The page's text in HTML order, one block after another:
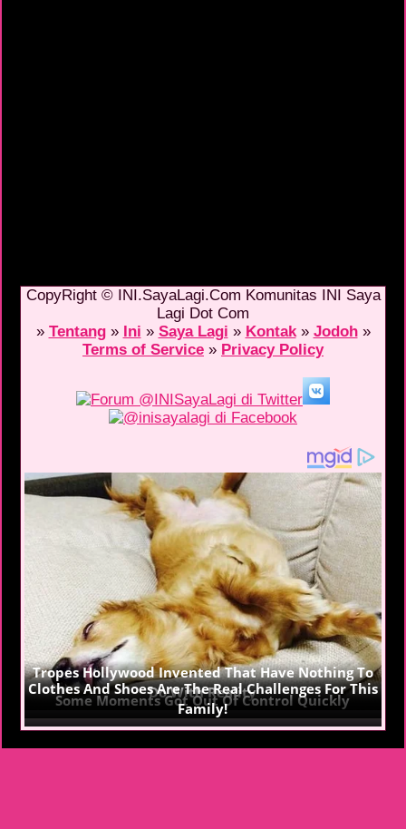
CopyRight © INI.SayaLagi.Com Komunitas INI Saya
Lagi Dot Com
» Tentang» Ini » Saya Lagi » Kontak» Jodoh»
Terms of Service » Privacy Policy